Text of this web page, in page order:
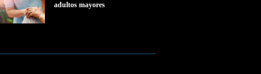
adultos mayores